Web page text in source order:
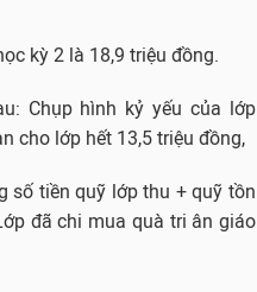
kỳ 2 là 18,9 triệu đồng.
Chụp hình kỷ yếu của lớp
cho lớp hết 13,5 triệu đồng,
số tiền quỹ lớp thu + quỹ tồn
đã chi mua quà tri ân giáo